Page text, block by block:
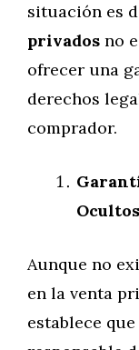
situación es
privados no
ofrecer una
derechos
comprador.
Ocultos
Aunque no
en la venta
establece